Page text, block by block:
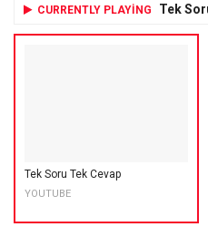
CURRENTLY PLAYING Tek
Tek Soru Tek Cevap
YOUTUBE